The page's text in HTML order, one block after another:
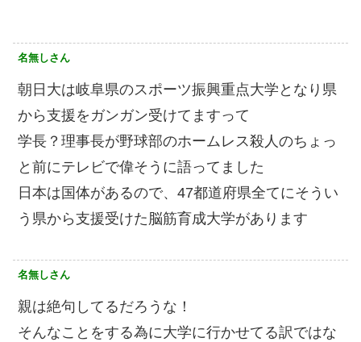
名無しさん
朝日大は岐阜県のスポーツ振興重点大学となり県
から支援をガンガン受けてますって
学長？理事長が野球部のホームレス殺人のちょっ
と前にテレビで偉そうに語ってました
日本は国体があるので、47都道府県全てにそうい
う県から支援受けた脳筋育成大学があります
名無しさん
親は絶句してるだろうな！
そんなことをする為に大学に行かせてる訳ではな